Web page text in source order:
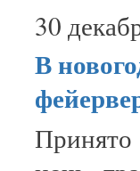
30
В